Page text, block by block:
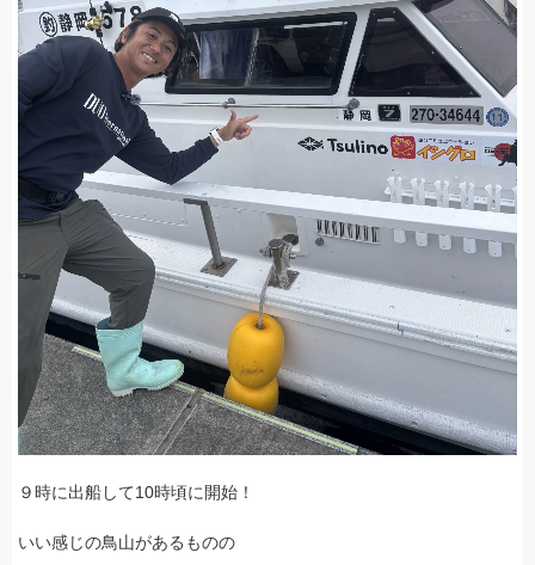
９時に出船して10時頃に開始！
いい感じの鳥山があるものの